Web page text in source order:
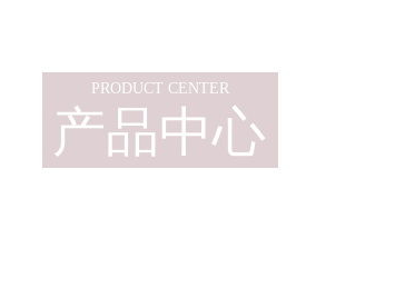
产品中心
PRODUCT CENTER